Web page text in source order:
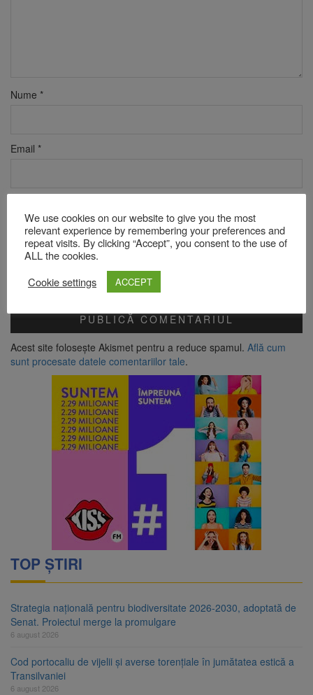
Nume *
Email *
Verificare anti-robot
Click pentru a începe verificarea
Acest site folosește Akismet pentru a reduce spamul. Află cum
sunt procesate datele comentariilor tale.
TOP ȘTIRI
Strategia națională pentru biodiversitate 2026-2030, adoptată de
Senat. Proiectul merge la promulgare
6 august 2026
Cod portocaliu de vijelii și averse torențiale în jumătatea estică a
Transilvaniei
6 august 2026
We use cookies on our website to give you the most
relevant experience by remembering your preferences and
repeat visits. By clicking “Accept”, you consent to the use of
ALL the cookies.
Cookie settings
ACCEPT